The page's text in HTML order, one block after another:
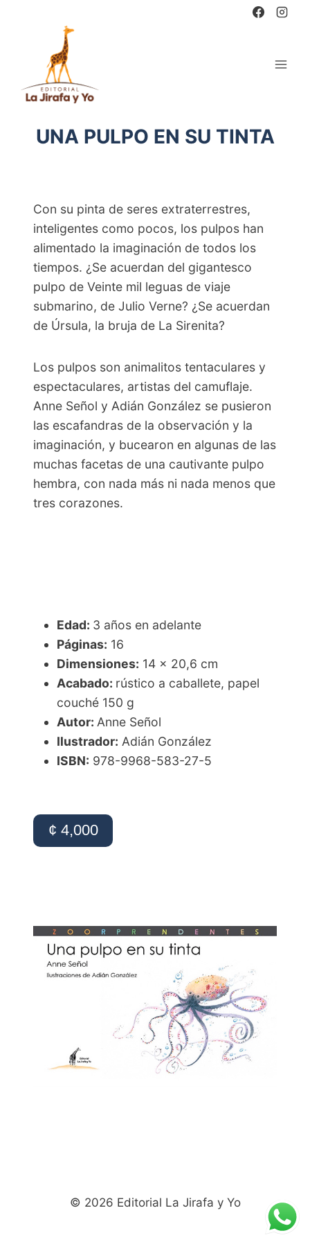
UNA PULPO EN SU TINTA
Con su pinta de seres extraterrestres,
inteligentes como pocos, los pulpos han
alimentado la imaginación de todos los
tiempos. ¿Se acuerdan del gigantesco
pulpo de Veinte mil leguas de viaje
submarino, de Julio Verne? ¿Se acuerdan
de Úrsula, la bruja de La Sirenita?
Los pulpos son animalitos tentaculares y
espectaculares, artistas del camuflaje.
Anne Señol y Adián González se pusieron
las escafandras de la observación y la
imaginación, y bucearon en algunas de las
muchas facetas de una cautivante pulpo
hembra, con nada más ni nada menos que
tres corazones.
Edad: 3 años en adelante
Páginas: 16
Dimensiones: 14 x 20,6 cm
Acabado: rústico a caballete, papel
couché 150 g
Autor: Anne Señol
Ilustrador: Adián González
ISBN: 978-9968-583-27-5
¢ 4,000
© 2026 Editorial La Jirafa y Yo